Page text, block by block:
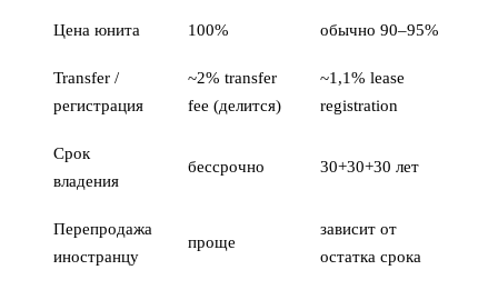
Цена юнита 100% обычно 90–95%
Transfer /
регистрация
~2% transfer
fee (делится)
~1,1% lease
registration
Срок
владения
бессрочно 30+30+30 лет
Перепродажа
иностранцу
проще
зависит от
остатка срока